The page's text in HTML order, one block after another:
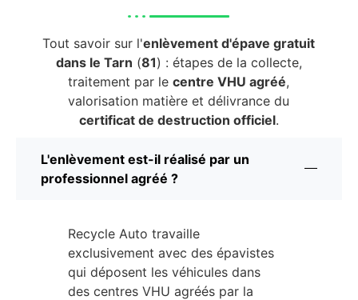
Tout savoir sur l'enlèvement d'épave gratuit
dans le Tarn (81) : étapes de la collecte,
traitement par lecentre VHU agréé,
valorisation matière et délivrance du
certificat de destruction officiel.
L'enlèvement est-il réalisé par un
professionnel agréé ?
Recycle Auto travaille
exclusivement avec des épavistes
qui déposent les véhicules dans
des centres VHU agréés par la